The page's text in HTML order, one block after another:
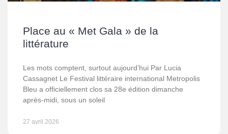
Place au « Met Gala » de la
littérature
Les mots comptent, surtout aujourd’hui Par Lucia
Cassagnet Le Festival littéraire international Metropolis
Bleu a officiellement clos sa 28e édition dimanche
après-midi, sous un soleil
27 avril 2026